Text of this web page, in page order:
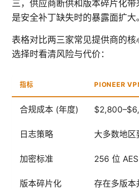
三，供应商断供和版本碎片化
是安全补丁缺失时的暴露面扩大
表格对比两三家常见提供商的
选择时看清风险与代价：
指标 PIONEER
合规成本 (年度)
日志策略 大多数地区
加密标准 256 位
版本碎片化 存在多版本